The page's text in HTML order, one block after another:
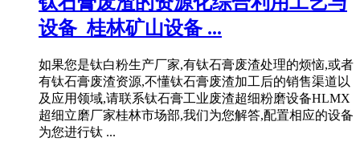
设备_桂林矿山设备 ...
如果您是钛白粉生产厂家,有钛石膏废渣处理的烦恼,或者
有钛石膏废渣资源,不懂钛石膏废渣加工后的销售渠道以
及应用领域,请联系钛石膏工业废渣超细粉磨设备HLMX
超细立磨厂家桂林市场部,我们为您解答,配置相应的设备
为您进行钛 ...